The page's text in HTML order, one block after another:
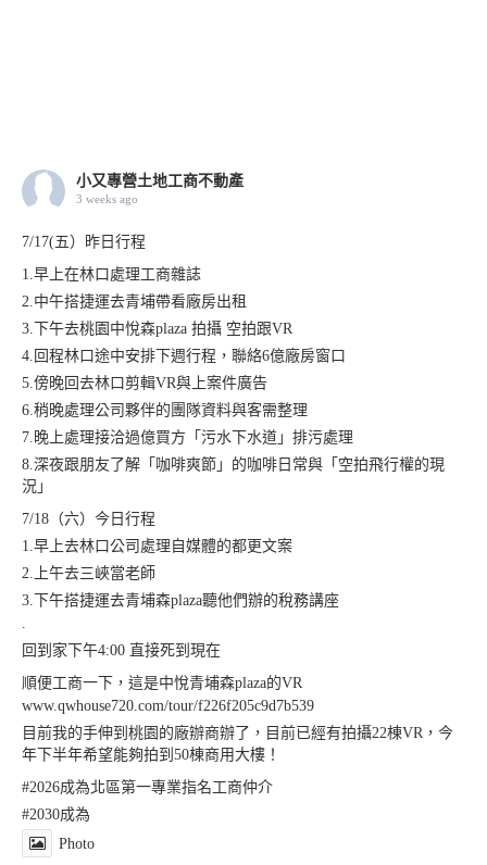
小又專營土地工商不動產
3 weeks ago
7/17(五）昨日行程
1.早上在林口處理工商雜誌
2.中午搭捷運去青埔帶看廠房出租
3.下午去桃園中悅森plaza 拍攝 空拍跟VR
4.回程林口途中安排下週行程，聯絡6億廠房窗口
5.傍晚回去林口剪輯VR與上案件廣告
6.稍晚處理公司夥伴的團隊資料與客需整理
7.晚上處理接洽過億買方「污水下水道」排污處理
8.深夜跟朋友了解「咖啡爽節」的咖啡日常與「空拍飛行權的現
況」
7/18（六）今日行程
1.早上去林口公司處理自媒體的都更文案
2.上午去三峽當老師
3.下午搭捷運去青埔森plaza聽他們辦的稅務講座
.
回到家下午4:00 直接死到現在
順便工商一下，這是中悅青埔森plaza的VR
www.qwhouse720.com/tour/f226f205c9d7b539
目前我的手伸到桃園的廠辦商辦了，目前已經有拍攝22棟VR，今
年下半年希望能夠拍到50棟商用大樓！
#2026成為北區第一專業指名工商仲介
#2030成為
Photo